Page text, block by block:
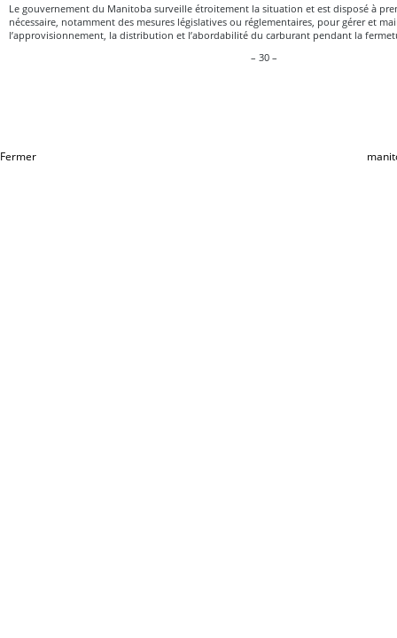
Le gouvernement du Manitoba surveille étroitement la situation et est disposé à
nécessaire, notamment des mesures législatives ou réglementaires, pour gérer et
l’approvisionnement, la distribution et l’abordabilité du carburant pendant la
– 30 –
Fermer